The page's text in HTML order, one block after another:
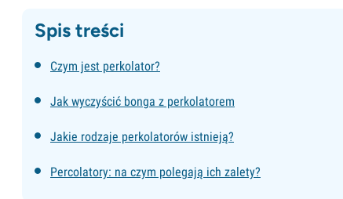
Spis treści
Czym jest perkolator?
Jak wyczyścić bonga z perkolatorem
Jakie rodzaje perkolatorów istnieją?
Percolatory: na czym polegają ich zalety?